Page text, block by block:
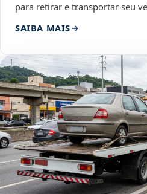
para retirar e transportar seu
SAIBA MAIS